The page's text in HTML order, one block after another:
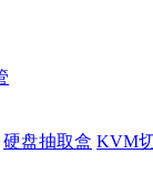
硬盘抽取盒 KVM